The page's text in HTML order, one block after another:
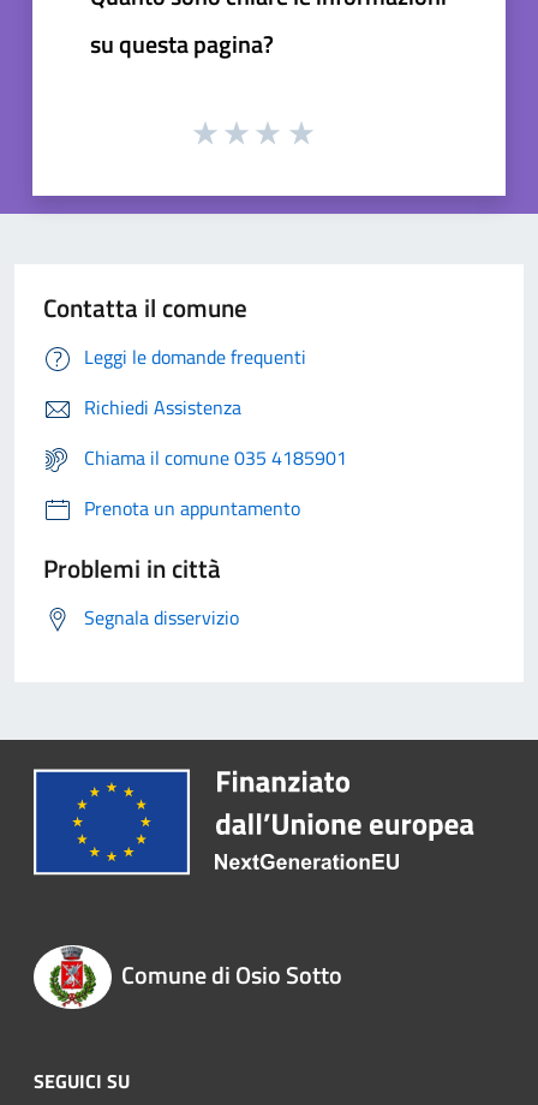
su questa pagina?
Contatta il comune
Leggi le domande frequenti
Richiedi Assistenza
Chiama il comune 035 4185901
Prenota un appuntamento
Problemi in città
Segnala disservizio
Comune di Osio Sotto
SEGUICI SU